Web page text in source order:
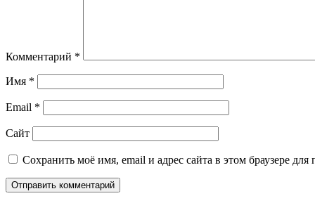
Комментарий *
Имя *
Email *
Сайт
Сохранить моё имя, email и адрес сайта в этом браузере